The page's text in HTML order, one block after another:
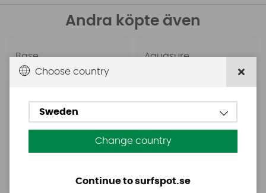
Andra köpte även
Base
Base Rechargeable
Aquasure
Choose country
Sweden
Change country
Continue to surfspot.se